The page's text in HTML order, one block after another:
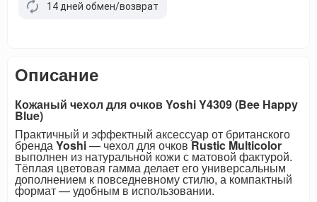
14 дней обмен/возврат
Описание
Кожаный чехол для очков Yoshi Y4309 (Bee Happy
Blue)
Практичный и эффектный аксессуар от британского
брендаYoshi— чехол для очковRustic Multicolor
выполнен из натуральной кожи с матовой фактурой.
Тёплая цветовая гамма делает его универсальным
дополнением к повседневному стилю, а компактный
формат — удобным в использовании.